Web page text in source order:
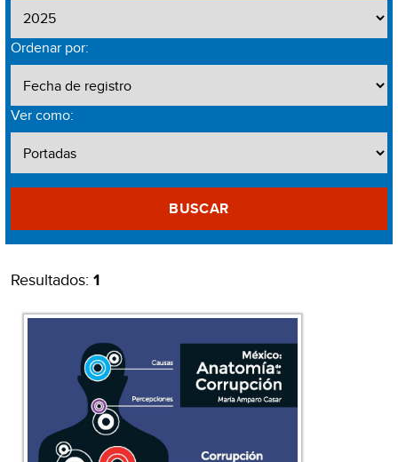
Ordenar por:
Ver como:
BUSCAR
Resultados: 1